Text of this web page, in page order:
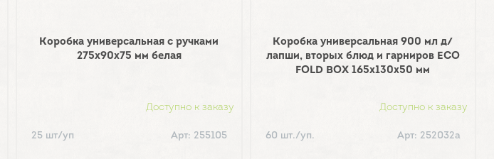
Коробка универсальная с ручками
275х90х75 мм белая
Доступно к заказу
25 шт/уп Арт: 255105
Коробка универсальная 900 мл д/
лапши, вторых блюд и гарниров ECO
FOLD BOX 165х130х50 мм
Доступно к заказу
60 шт./уп. Арт: 252032а